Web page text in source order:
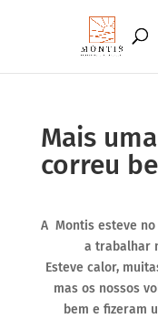
Mais
correu
A Montis esteve
a trabalhar
Esteve calor,
mas os nossos
bem e fizeram